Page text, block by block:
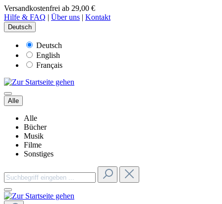
Versandkostenfrei ab 29,00 €
Hilfe & FAQ | Über uns | Kontakt
Deutsch
Deutsch
English
Français
Alle
Alle
Bücher
Musik
Filme
Sonstiges